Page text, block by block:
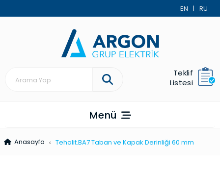
EN | RU
Teklif
Listesi
Menü
Anasayfa Tehalit.BA7 Taban ve Kapak Derin­liği 60 mm